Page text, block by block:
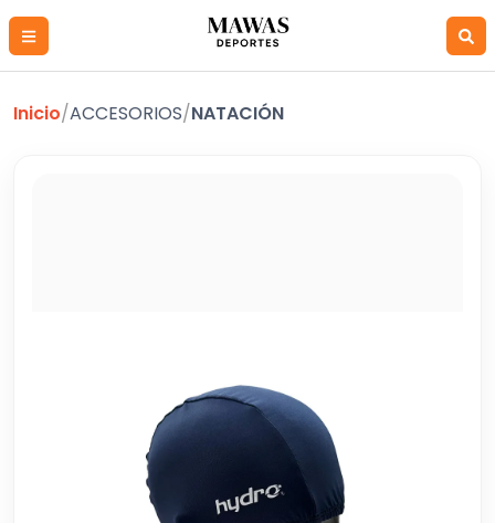
Inicio/ACCESORIOS/NATACIÓN